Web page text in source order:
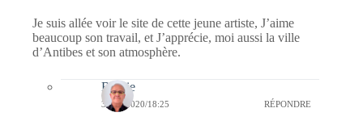
Je suis allée voir le site de cette jeune artiste, J’aime
beaucoup son travail, et J’apprécie, moi aussi la ville
d’Antibes et son atmosphère.
Bernie
30/05/2020/18:25 RÉPONDRE